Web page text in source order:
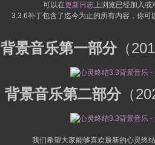
可以在更新日志上浏览已经加入或
3.3.6补丁包含了迄今为止的所有内容，你可
背景音乐第一部分（
背景音乐第二部分（
我们希望大家能够喜欢最新的心灵终